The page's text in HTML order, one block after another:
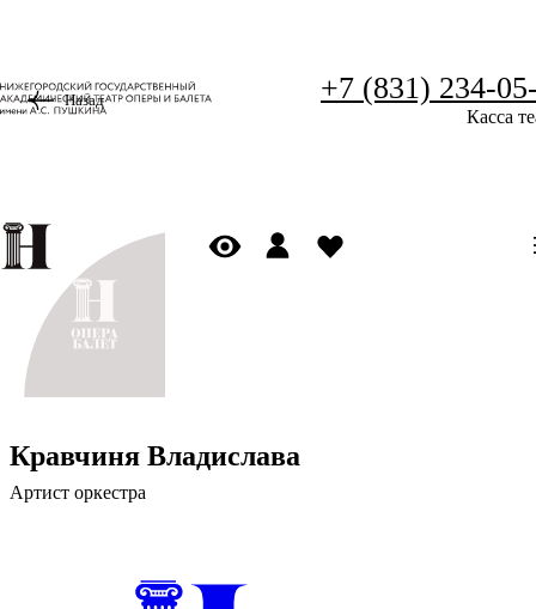
+7 (831) 234-
Касса
Назад
Кравчиня Владислава
Артист оркестра